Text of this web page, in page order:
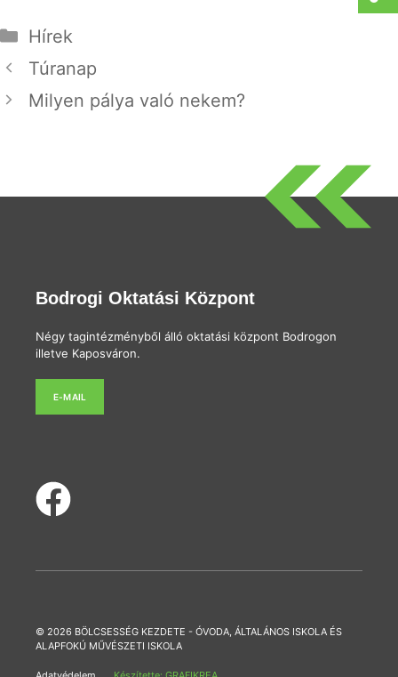
Kategória
Hírek
Túranap
Milyen pálya való nekem?
Bodrogi Oktatási Központ
Négy tagintézményből álló oktatási központ Bodrogon
illetve Kaposváron.
E-MAIL
© 2026 BÖLCSESSÉG KEZDETE - ÓVODA, ÁLTALÁNOS ISKOLA ÉS
ALAPFOKÚ MŰVÉSZETI ISKOLA